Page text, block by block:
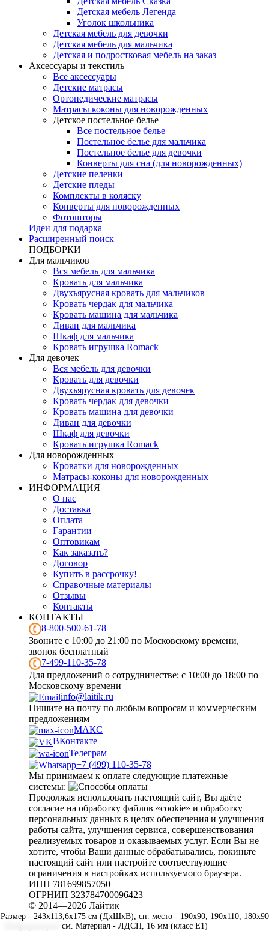
Размер - 243x113,6x175 см (ДхШхВ), сп. место - 190x90, 190x110, 180x90
см. Материал - ЛДСП, 16 мм (класс Е1)
Детская мебель Легенда
Уголок школьника
Детская мебель для девочки
Детская мебель для мальчика
Детская и подростковая мебель на заказ
Аксессуары и текстиль
Все аксессуары
Детские матрасы
Ортопедические матрасы
Матрасы коконы для новорожденных
Детское постельное белье
Все постельное белье
Постельное белье для мальчика
Постельное белье для девочки
Конверты для сна (для новорожденных)
Детские пеленки
Детские пледы
Комплекты в коляску
Конверты для новорожденных
Фотошторы
Идеи для подарка
Расширенный поиск
ПОДБОРКИ
Для мальчиков
Вся мебель для мальчика
Кровать для мальчика
Двухъярусная кровать для мальчиков
Кровать чердак для мальчика
Кровать машина для мальчика
Диван для мальчика
Шкаф для мальчика
Кровать игрушка Romack
Для девочек
Вся мебель для девочки
Кровать для девочки
Двухъярусная кровать для девочек
Кровать чердак для девочки
Кровать машина для девочки
Диван для девочки
Шкаф для девочки
Кровать игрушка Romack
Для новорожденных
Кроватки для новорожденных
Матрасы-коконы для новорожденных
ИНФОРМАЦИЯ
О нас
Доставка
Оплата
Гарантии
Оптовикам
Как заказать?
Договор
Купить в рассрочку!
Справочные материалы
Отзывы
Контакты
КОНТАКТЫ
8-800-500-61-78
Звоните с 10:00 до 21:00 по Московскому времени,
звонок бесплатный
7-499-110-35-78
Для предложений о сотрудничестве; с 10:00 до 18:00 по
Московскому времени
info@laitik.ru
Пишите на почту по любым вопросам и коммерческим
предложениям
МАКС
ВКонтакте
Телеграм
+7 (499) 110-35-78
Мы принимаем к оплате следующие платежные
системы:
Продолжая использовать настоящий сайт, Вы даёте
согласие на обработку файлов «cookie» и обработку
персональных данных в целях обеспечения и улучшения
работы сайта, улучшения сервиса, совершенствования
реализуемых товаров и оказываемых услуг. Если Вы не
хотите, чтобы Ваши данные обрабатывались, покиньте
настоящий сайт или настройте соотвествующие
ограничения в настройках используемого браузера.
ИНН 781699857050
ОГРНИП 323784700096423
© 2014—2026 Лайтик